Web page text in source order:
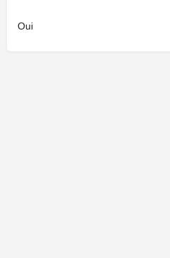
Oui